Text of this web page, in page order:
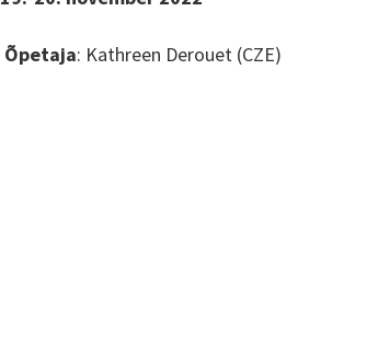
Õpetaja: Kathreen Derouet (CZE)